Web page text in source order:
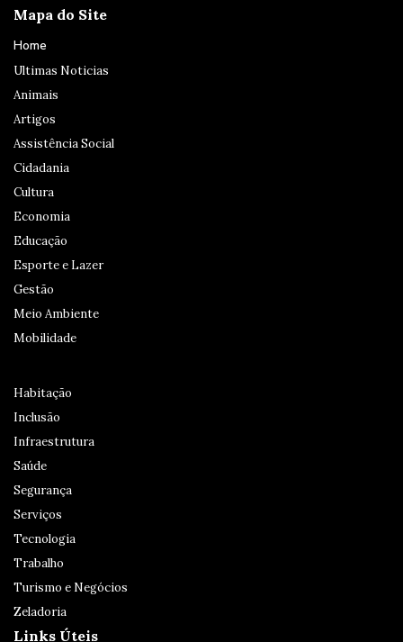
Mapa do Site
Home
Ultimas Noticias
Animais
Artigos
Assistência Social
Cidadania
Cultura
Economia
Educação
Esporte e Lazer
Gestão
Meio Ambiente
Mobilidade
Habitação
Inclusão
Infraestrutura
Saúde
Segurança
Serviços
Tecnologia
Trabalho
Turismo e Negócios
Zeladoria
Links Úteis